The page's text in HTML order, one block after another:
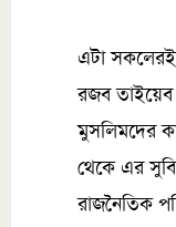
এটা সকলেরই
রজব
মুসলিমদের
থেকে এর
রাজনৈতিক